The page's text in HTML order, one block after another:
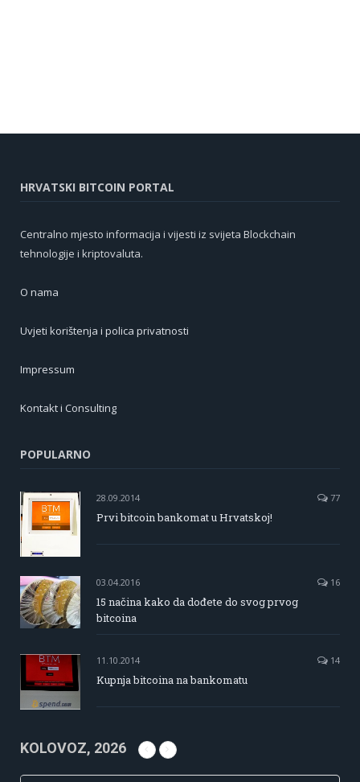
HRVATSKI BITCOIN PORTAL
Centralno mjesto informacija i vijesti iz svijeta Blockchain
tehnologije i kriptovaluta.
O nama
Uvjeti korištenja i polica privatnosti
Impressum
Kontakt i Consulting
POPULARNO
28.09.2014 77
Prvi bitcoin bankomat u Hrvatskoj!
03.04.2016 16
15 načina kako da dođete do svog prvog
bitcoina
11.10.2014 14
Kupnja bitcoina na bankomatu
KOLOVOZ, 2026